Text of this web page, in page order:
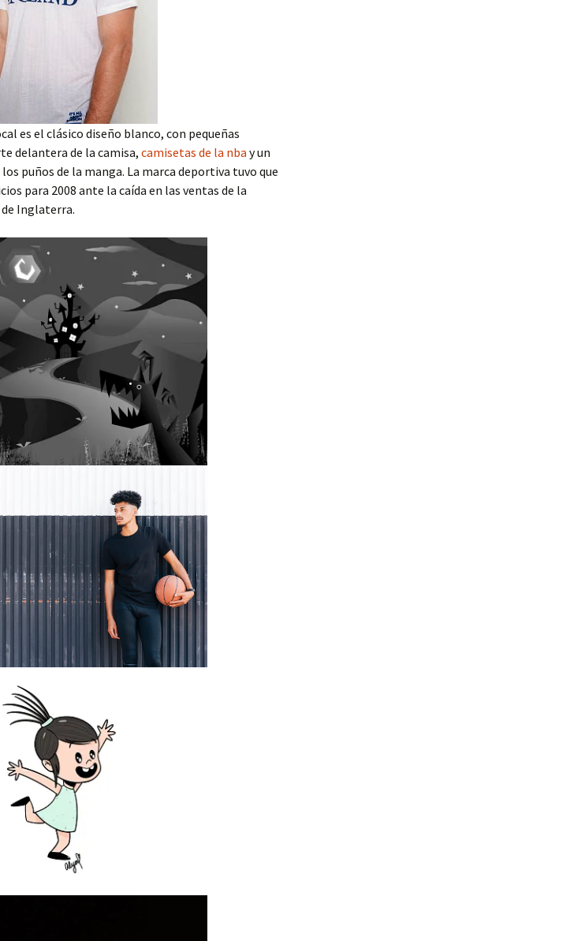
es el clásico diseño blanco, con pequeñas
delantera de la camisa,camisetas de la nba y un
puños de la manga. La marca deportiva tuvo que
para 2008 ante la caída en las ventas de la
Inglaterra.